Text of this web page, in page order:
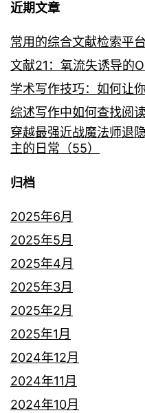
近期文章
常用的综合文献检索平
文献21：氧流失诱导的
学术写作技巧：如何让
综述写作中如何查找阅读
穿越最强近战魔法师退
主的日常（55）
归档
2025年6月
2025年5月
2025年4月
2025年3月
2025年2月
2025年1月
2024年12月
2024年11月
2024年10月